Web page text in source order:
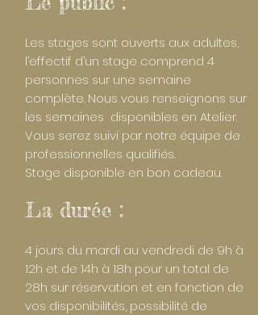
Les stages sont ouverts aux adultes,
l’effectif d’un stage comprend 4
personnes sur une semaine
complète. Nous vous renseignons sur
les semaines disponibles en Atelier.
Vous serez suivi par notre équipe de
professionnelles qualifiés.
Stage disponible en bon cadeau.
La durée :
4 jours du mardi au vendredi de 9h à
12h et de 14h à 18h pour un total de
28h sur réservation et en fonction de
vos disponibilités, possibilité de